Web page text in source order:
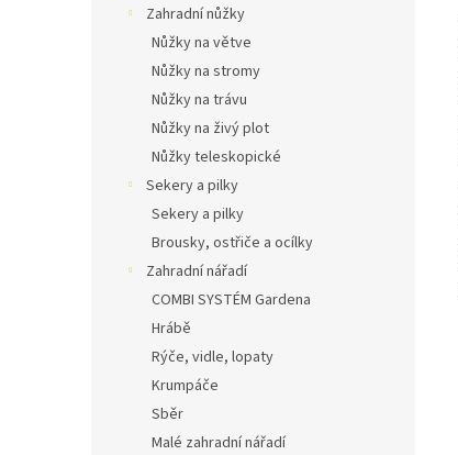
Zahradní nůžky
Nůžky na větve
Nůžky na stromy
Nůžky na trávu
Nůžky na živý plot
Nůžky teleskopické
Sekery a pilky
Sekery a pilky
Brousky, ostřiče a ocílky
Zahradní nářadí
COMBI SYSTÉM Gardena
Hrábě
Rýče, vidle, lopaty
Krumpáče
Sběr
Malé zahradní nářadí